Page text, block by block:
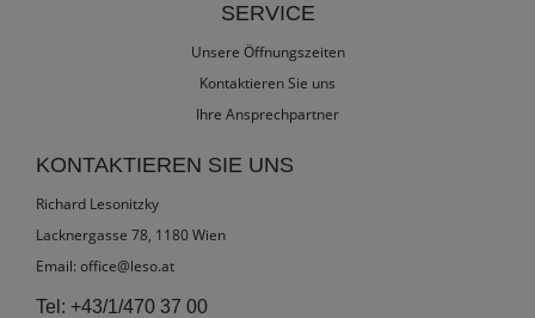
SERVICE
Unsere Öffnungszeiten
Kontaktieren Sie uns
Ihre Ansprechpartner
KONTAKTIEREN SIE UNS
Richard Lesonitzky
Lacknergasse 78, 1180 Wien
Email: office@leso.at
Tel: +43/1/470 37 00